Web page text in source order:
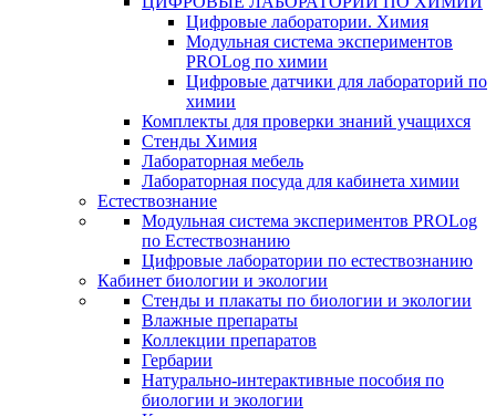
Цифровые лаборатории. Химия
Модульная система экспериментов
PROLog по химии
Цифровые датчики для лабораторий по
химии
Комплекты для проверки знаний учащихся
Стенды Химия
Лабораторная мебель
Лабораторная посуда для кабинета химии
Естествознание
Модульная система экспериментов PROLog
по Естествознанию
Цифровые лаборатории по естествознанию
Кабинет биологии и экологии
Стенды и плакаты по биологии и экологии
Влажные препараты
Коллекции препаратов
Гербарии
Натурально-интерактивные пособия по
биологии и экологии